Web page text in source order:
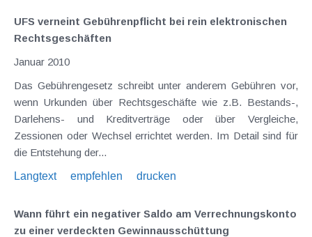
UFS verneint Gebührenpflicht bei rein elektronischen
Rechtsgeschäften
Januar 2010
Das Gebührengesetz schreibt unter anderem Gebühren vor,
wenn Urkunden über Rechtsgeschäfte wie z.B. Bestands-,
Darlehens- und Kreditverträge oder über Vergleiche,
Zessionen oder Wechsel errichtet werden. Im Detail sind für
die Entstehung der...
Langtext
empfehlen drucken
Wann führt ein negativer Saldo am Verrechnungskonto
zu einer verdeckten Gewinnausschüttung